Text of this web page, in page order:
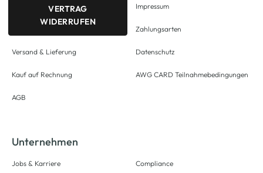
VERTRAG
WIDERRUFEN
Versand & Lieferung
Kauf auf Rechnung
AGB
Impressum
Zahlungsarten
Datenschutz
AWG CARD Teilnahmebedingungen
Unternehmen
Jobs & Karriere Compliance